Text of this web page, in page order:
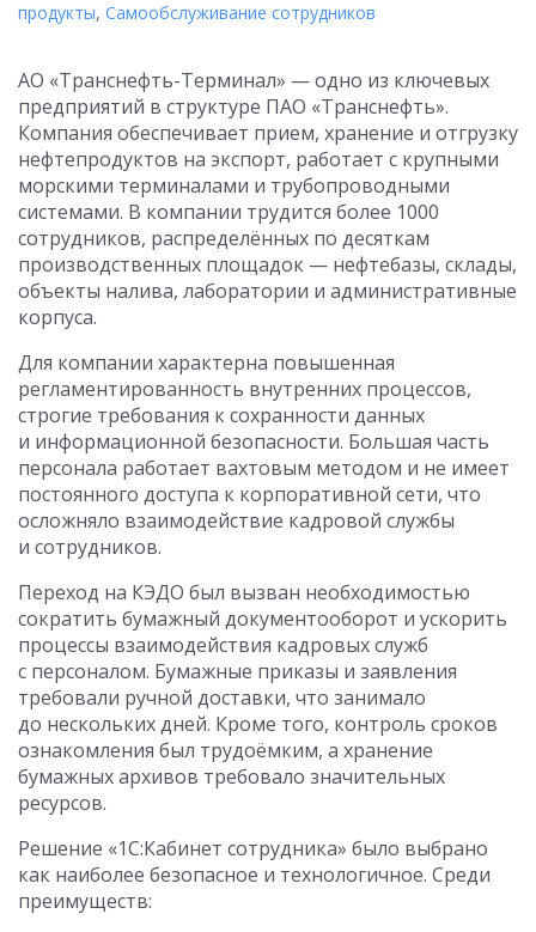
продукты, Самообслуживание сотрудников
АО «Транснефть-Терминал» — одно из ключевых
предприятий в структуре ПАО «Транснефть».
Компания обеспечивает прием, хранение и отгрузку
нефтепродуктов на экспорт, работает с крупными
морскими терминалами и трубопроводными
системами. В компании трудится более 1000
сотрудников, распределённых по десяткам
производственных площадок — нефтебазы, склады,
объекты налива, лаборатории и административные
корпуса.
Для компании характерна повышенная
регламентированность внутренних процессов,
строгие требования к сохранности данных
и информационной безопасности. Большая часть
персонала работает вахтовым методом и не имеет
постоянного доступа к корпоративной сети, что
осложняло взаимодействие кадровой службы
и сотрудников.
Переход на КЭДО был вызван необходимостью
сократить бумажный документооборот и ускорить
процессы взаимодействия кадровых служб
с персоналом. Бумажные приказы и заявления
требовали ручной доставки, что занимало
до нескольких дней. Кроме того, контроль сроков
ознакомления был трудоёмким, а хранение
бумажных архивов требовало значительных
ресурсов.
Решение «1С:Кабинет сотрудника» было выбрано
как наиболее безопасное и технологичное. Среди
преимуществ: